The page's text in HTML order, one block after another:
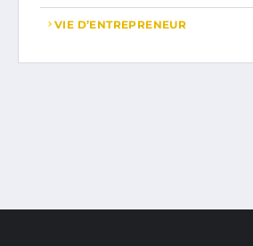
VIE D’ENTREPRENEUR